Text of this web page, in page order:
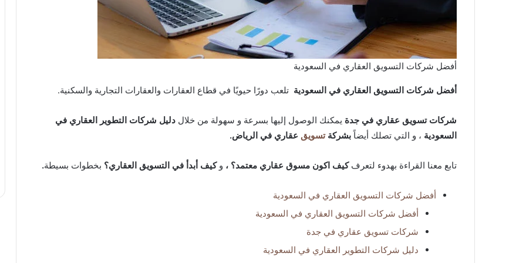
أفضل شركات التسويق العقاري في السعودية
أفضل شركات التسويق العقاري في السعودية تلعب دورًا حيويًا في قطاع العقارات والعقارات التجارية والسكنية.
شركات تسويق عقاري في جدة يمكنك الوصول إليها بسرعة و سهولة من خلال دليل شركات التطوير العقاري في
السعودية ، و التي تصلك أيضاًبشركةتسويق عقاري في الرياض.
تابع معنا القراءة بهدوء لتعرفكيف اكون مسوق عقاري معتمد؟ ، و كيف أبدأ في التسويق العقاري؟ بخطوات بسيطة.
أفضل شركات التسويق العقاري في السعودية
أفضل شركات التسويق العقاري في السعودية
شركات تسويق عقاري في جدة
دليل شركات التطوير العقاري في السعودية